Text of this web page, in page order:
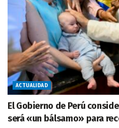
ACTUALIDAD
El Gobierno de Perú
será «un bálsamo» para